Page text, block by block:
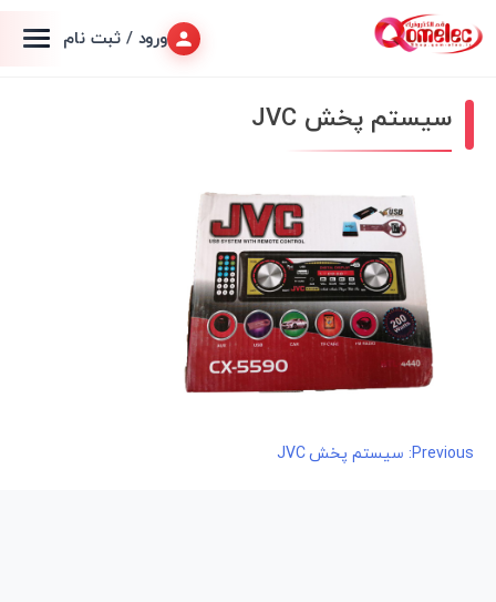
ورود / ثبت نام
سیستم پخش JVC
راهبری
Previous: سیستم پخش JVC